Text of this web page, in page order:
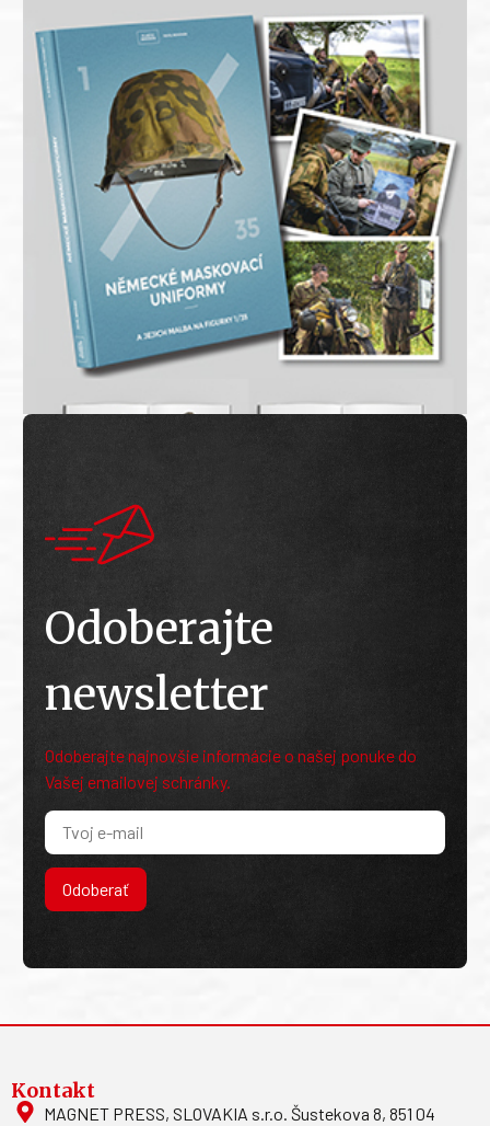
Odoberajte
newsletter
Odoberajte najnovšie informácie o našej ponuke do
Vašej emailovej schránky.
Odoberať
Kontakt
MAGNET PRESS, SLOVAKIA s.r.o. Šustekova 8, 851 04